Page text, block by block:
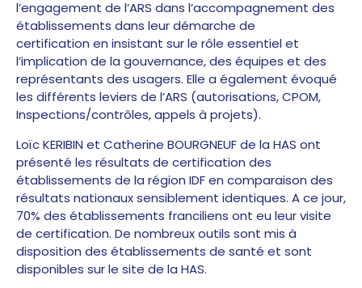
l’engagement de l’ARS dans l’accompagnement des
établissements dans leur démarche de
certification en insistant sur le rôle essentiel et
l’implication de la gouvernance, des équipes et des
représentants des usagers. Elle a également évoqué
les différents leviers de l’ARS (autorisations, CPOM,
Inspections/contrôles, appels à projets).
Loïc KERIBIN et Catherine BOURGNEUF de la HAS ont
présenté les résultats de certification des
établissements de la région IDF en comparaison des
résultats nationaux sensiblement identiques. A ce jour,
70% des établissements franciliens ont eu leur visite
de certification. De nombreux outils sont mis à
disposition des établissements de santé et sont
disponibles sur le site de la HAS.